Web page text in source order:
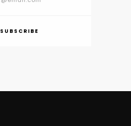
SUBSCRIBE